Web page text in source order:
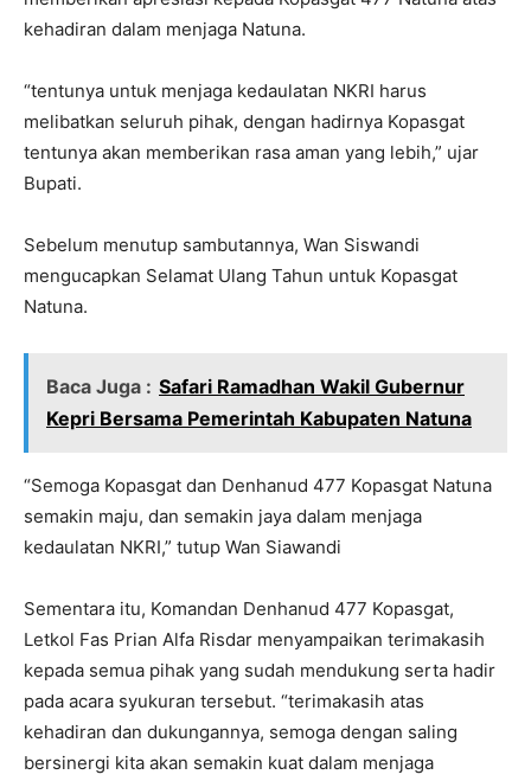
kehadiran dalam menjaga Natuna.
“tentunya untuk menjaga kedaulatan NKRI harus
melibatkan seluruh pihak, dengan hadirnya Kopasgat
tentunya akan memberikan rasa aman yang lebih,” ujar
Bupati.
Sebelum menutup sambutannya, Wan Siswandi
mengucapkan Selamat Ulang Tahun untuk Kopasgat
Natuna.
Baca Juga : Safari Ramadhan Wakil Gubernur
Kepri Bersama Pemerintah Kabupaten Natuna
“Semoga Kopasgat dan Denhanud 477 Kopasgat Natuna
semakin maju, dan semakin jaya dalam menjaga
kedaulatan NKRI,” tutup Wan Siawandi
Sementara itu, Komandan Denhanud 477 Kopasgat,
Letkol Fas Prian Alfa Risdar menyampaikan terimakasih
kepada semua pihak yang sudah mendukung serta hadir
pada acara syukuran tersebut. “terimakasih atas
kehadiran dan dukungannya, semoga dengan saling
bersinergi kita akan semakin kuat dalam menjaga